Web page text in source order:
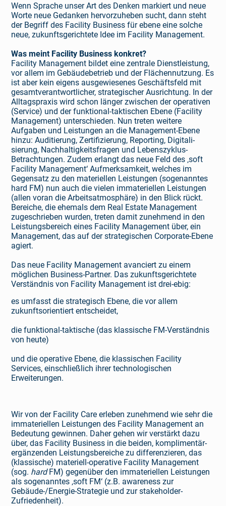
Wenn Sprache unser Art des Denken markiert und neue
Worte neue Gedanken hervorzuheben sucht, dann steht
der Begriff des Facility Business für ebene eine solche
neue, zukunftsgerichtete Idee im Facility Management.
Was meint Facility Business konkret?
Facility Management bildet eine zentrale Dienstleistung,
vor allem im Gebäudebetrieb und der Flächennutzung. Es
ist aber kein eigens ausgewiesenes Geschäftsfeld mit
gesamtverantwortlicher, strategischer Ausrichtung. In der
Alltagspraxis wird schon länger zwischen der operativen
(Service) und der funktional-taktischen Ebene (Facility
Management) unterschieden. Nun treten weitere
Aufgaben und Leistungen an die Management-Ebene
hinzu: Auditierung, Zertifizierung, Reporting, Digitali­
sierung, Nachhaltigkeitsfragen und Lebenszyklus-
Betrachtungen. Zudem erlangt das neue Feld des ‚soft
Facility Management‘ Aufmerksamkeit, welches im
Gegensatz zu den materiellen Leistungen (sogenanntes
hard FM) nun auch die vielen immateriellen Leistungen
(allen voran die Arbeits­atmosphäre) in den Blick rückt.
Bereiche, die ehemals dem Real Estate Management
zugeschrieben wurden, treten damit zunehmend in den
Leistungsbereich eines Facility Management über, ein
Management, das auf der strategischen Corporate-Ebene
agiert.
Das neue Facility Management avanciert zu einem
möglichen Business-Partner. Das zukunftsgerichtete
Verständnis von Facility Management ist drei-ebig:
es umfasst die strategisch Ebene, die vor allem
zukunftsorientiert entscheidet,
die funktional-taktische (das klassische FM-Verständnis
von heute)
und die operative Ebene, die klassischen Facility
Services, einschließlich ihrer technologischen
Erweiterungen.
Wir von der Facility Care erleben zunehmend wie sehr die
immateriellen Leistungen des Facility Management an
Bedeutung gewinnen. Daher gehen wir verstärkt dazu
über, das Facility Business in die beiden, komplimentär-
ergänzenden Leistungsbereiche zu differenzieren, das
(klassische) materiell-operative Facility Management
(sog. hardFM) gegenüber den immateriellen Leistungen
als sogenan­ntes ‚soft FM‘ (z.B. awareness zur
Gebäude-/Energie-Strategie und zur stakeholder-
Zufriedenheit).